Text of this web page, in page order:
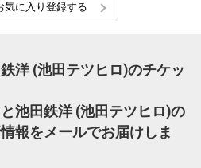
気に入り登録する
洋 (池田テツヒロ)のチケッ
池田鉄洋 (池田テツヒロ)の
報をメールでお届けしま